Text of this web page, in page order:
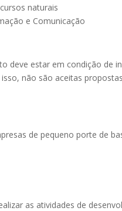
naturais
e Comunicação
deve estar em condição de
não são aceitas
de pequeno porte de
as atividades de